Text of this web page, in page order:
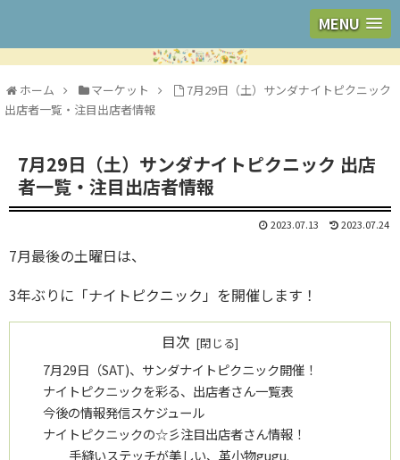
MENU
ホーム マーケット
7月29日（土）サンダナイトピクニック
出店者一覧・注目出店者情報
7月29日（土）サンダナイトピクニック 出店
者一覧・注目出店者情報
2023.07.13 2023.07.24
7月最後の土曜日は、
3年ぶりに「ナイトピクニック」を開催します！
目次
7月29日（SAT)、サンダナイトピクニック開催！
ナイトピクニックを彩る、出店者さん一覧表
今後の情報発信スケジュール
ナイトピクニックの☆彡注目出店者さん情報！
手縫いステッチが美しい、革小物gugu.